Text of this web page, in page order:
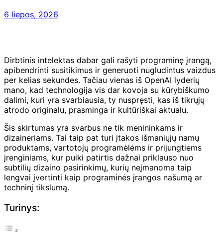
6 liepos, 2026
Dirbtinis intelektas dabar gali rašyti programinę įrangą,
apibendrinti susitikimus ir generuoti nugludintus vaizdus
per kelias sekundes. Tačiau vienas iš OpenAI lyderių
mano, kad technologija vis dar kovoja su kūrybiškumo
dalimi, kuri yra svarbiausia, ty nuspręsti, kas iš tikrųjų
atrodo originalu, prasminga ir kultūriškai aktualu.
Šis skirtumas yra svarbus ne tik menininkams ir
dizaineriams. Tai taip pat turi įtakos išmaniųjų namų
produktams, vartotojų programėlėms ir prijungtiems
įrenginiams, kur puiki patirtis dažnai priklauso nuo
subtilių dizaino pasirinkimų, kurių neįmanoma taip
lengvai įvertinti kaip programinės įrangos našumą ar
techninį tikslumą.
Turinys: